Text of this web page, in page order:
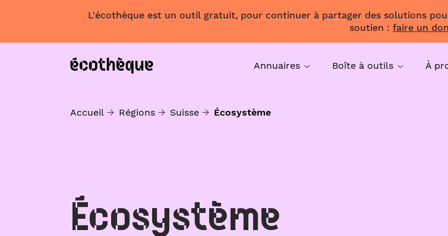
L'écothèque est un outil gratuit, pour continuer à partager des solutions
soutien : faire un don
Annuaires Boîte à outils À
Accueil Régions Suisse Écosystème
Écosystème